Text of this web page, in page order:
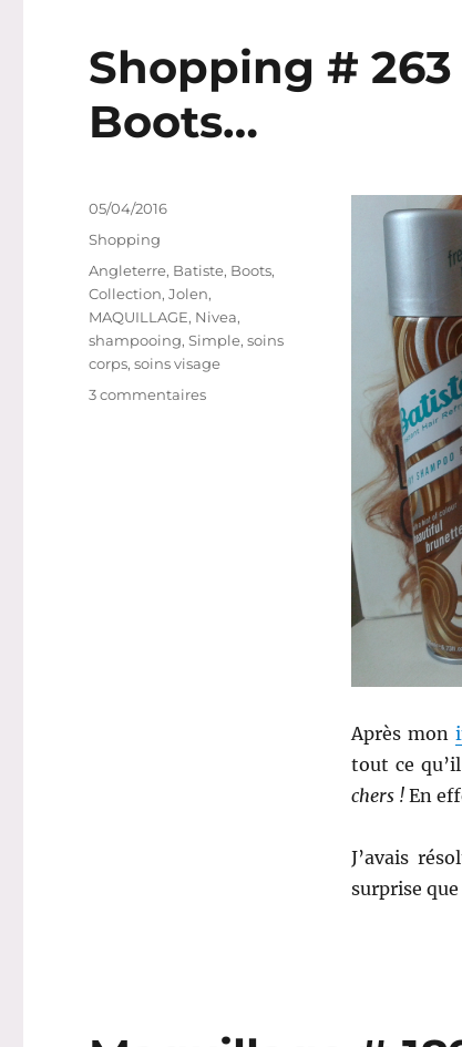
travail
Shopping #
Boots…
Après mon
tout ce
chers !En
J’avais
surprise
Publié
le
05/04/2016
Catégories
Shopping
Étiquettes
Angleterre, Batiste, Boots,
Collection,Jolen,
MAQUILLAGE, Nivea,
shampooing,Simple,soins
corps,soins visage
3 commentairessur